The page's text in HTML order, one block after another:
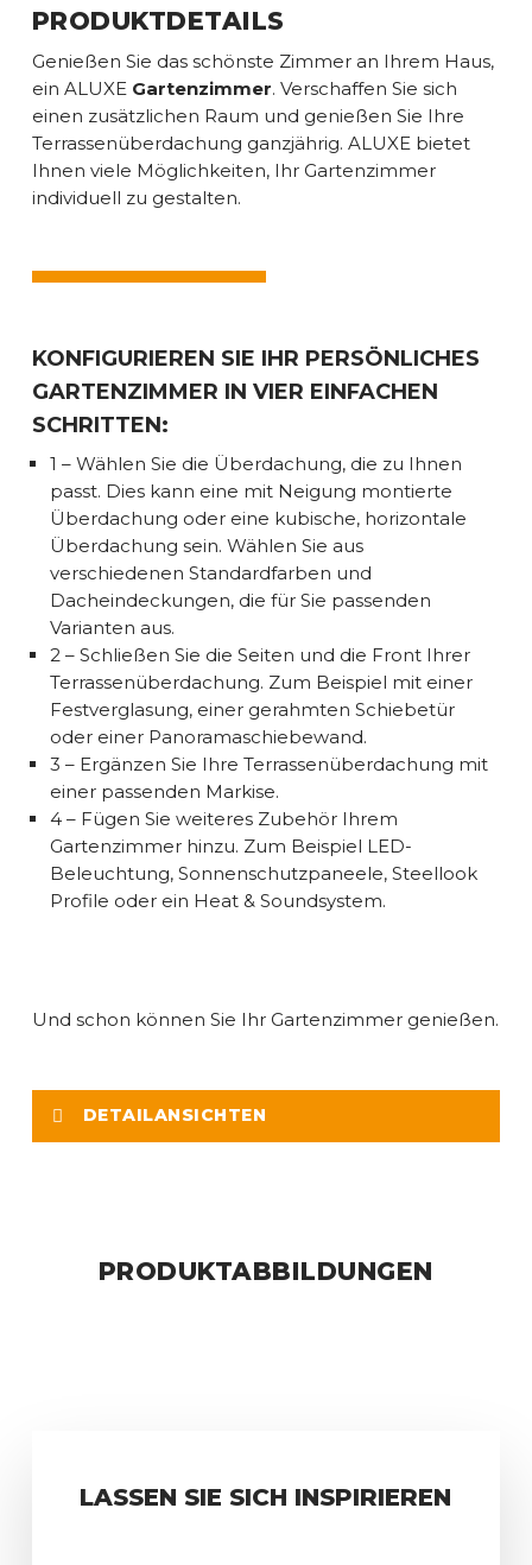
PRODUKTDETAILS
Genießen Sie das schönste Zimmer an Ihrem Haus,
ein ALUXE Gartenzimmer. Verschaffen Sie sich
einen zusätzlichen Raum und genießen Sie Ihre
Terrassenüberdachung ganzjährig. ALUXE bietet
Ihnen viele Möglichkeiten, Ihr Gartenzimmer
individuell zu gestalten.
KONFIGURIEREN SIE IHR PERSÖNLICHES
GARTENZIMMER IN VIER EINFACHEN
SCHRITTEN:
1 – Wählen Sie die Überdachung, die zu Ihnen
passt. Dies kann eine mit Neigung montierte
Überdachung oder eine kubische, horizontale
Überdachung sein. Wählen Sie aus
verschiedenen Standardfarben und
Dacheindeckungen, die für Sie passenden
Varianten aus.
2 – Schließen Sie die Seiten und die Front Ihrer
Terrassenüberdachung. Zum Beispiel mit einer
Festverglasung, einer gerahmten Schiebetür
oder einer Panoramaschiebewand.
3 – Ergänzen Sie Ihre Terrassenüberdachung mit
einer passenden Markise.
4 – Fügen Sie weiteres Zubehör Ihrem
Gartenzimmer hinzu. Zum Beispiel LED-
Beleuchtung, Sonnenschutzpaneele, Steellook
Profile oder ein Heat & Soundsystem.
Und schon können Sie Ihr Gartenzimmer genießen.
DETAILANSICHTEN
PRODUKTABBILDUNGEN
LASSEN SIE SICH INSPIRIEREN